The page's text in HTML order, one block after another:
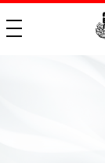
toggle navigation